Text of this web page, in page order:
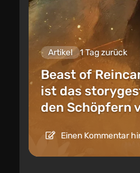
Artikel 1 Tag zurück
Beast of
ist das
den Schöpfern
Einen Kommentar